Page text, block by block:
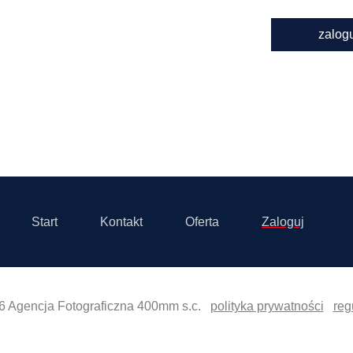
Start Kontakt Oferta Zaloguj
Agencja Fotograficzna 400mm s.c. polityka prywatności